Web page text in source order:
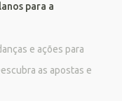
para a
e ações para
as apostas e